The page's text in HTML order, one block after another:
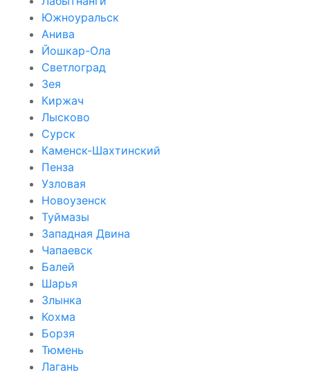
Южноуральск
Анива
Йошкар-Ола
Светлоград
Зея
Киржач
Лысково
Сурск
Каменск-Шахтинский
Пенза
Узловая
Новоузенск
Туймазы
Западная Двина
Чапаевск
Балей
Шарья
Злынка
Кохма
Борзя
Тюмень
Лагань